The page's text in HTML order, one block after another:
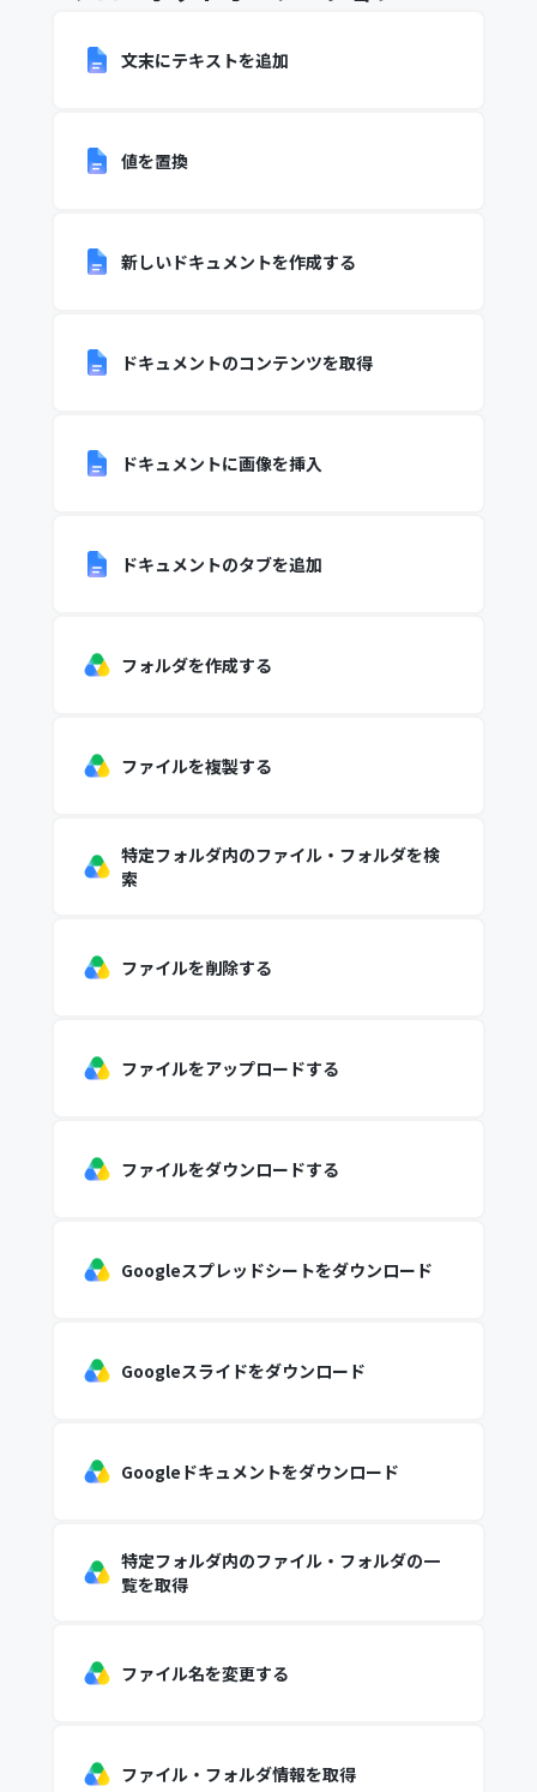
文末にテキストを追加
値を置換
新しいドキュメントを作成する
ドキュメントのコンテンツを取得
ドキュメントに画像を挿入
ドキュメントのタブを追加
フォルダを作成する
ファイルを複製する
特定フォルダ内のファイル・フォルダを検
索
ファイルを削除する
ファイルをアップロードする
ファイルをダウンロードする
Googleスプレッドシートをダウンロード
Googleスライドをダウンロード
Googleドキュメントをダウンロード
特定フォルダ内のファイル・フォルダの一
覧を取得
ファイル名を変更する
ファイル・フォルダ情報を取得